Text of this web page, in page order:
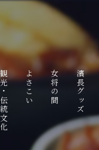
統文化 よさこい 女将の間 濱長グッズ